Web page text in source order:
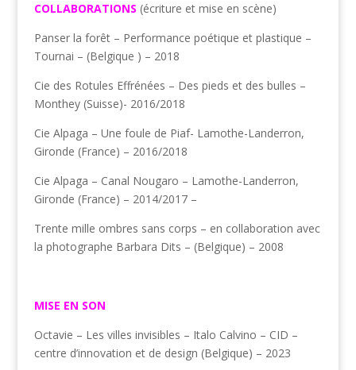
COLLABORATIONS (écriture et mise en scène)
Panser la forêt – Performance poétique et plastique –
Tournai – (Belgique ) – 2018
Cie des Rotules Effrénées – Des pieds et des bulles –
Monthey (Suisse)- 2016/2018
Cie Alpaga – Une foule de Piaf- Lamothe-Landerron,
Gironde (France) – 2016/2018
Cie Alpaga – Canal Nougaro – Lamothe-Landerron,
Gironde (France) – 2014/2017 –
Trente mille ombres sans corps – en collaboration avec
la photographe Barbara Dits – (Belgique) – 2008
MISE EN SON
Octavie – Les villes invisibles – Italo Calvino – CID –
centre d’innovation et de design (Belgique) – 2023